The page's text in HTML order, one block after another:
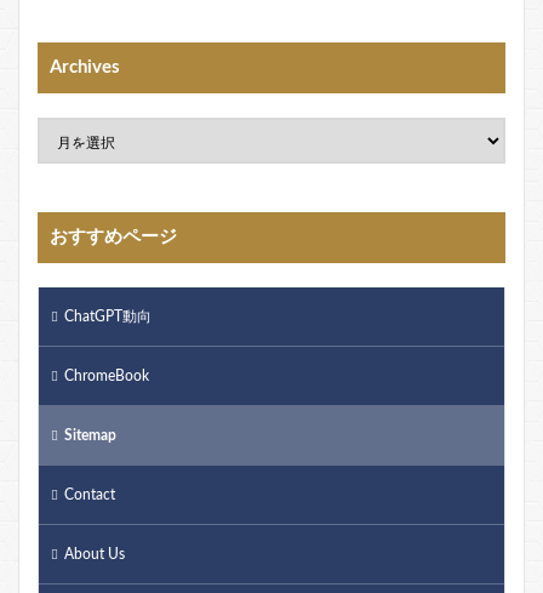
Archives
おすすめページ
ChatGPT動向
ChromeBook
Sitemap
Contact
About Us